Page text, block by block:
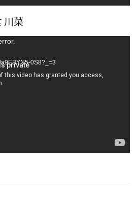
川菜
0S8?_=3